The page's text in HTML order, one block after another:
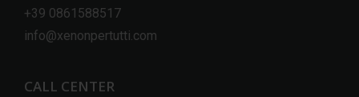
+39 0861588517
info@xenonpertutti.com
CALL CENTER